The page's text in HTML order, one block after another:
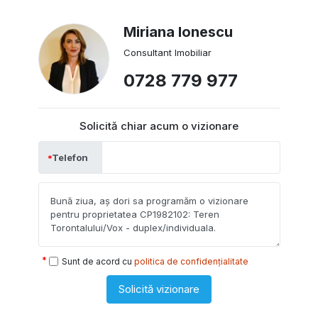
Miriana Ionescu
Consultant Imobiliar
0728 779 977
Solicită chiar acum o vizionare
Telefon
Sunt de acord cu politica de confidențialitate
Solicită vizionare